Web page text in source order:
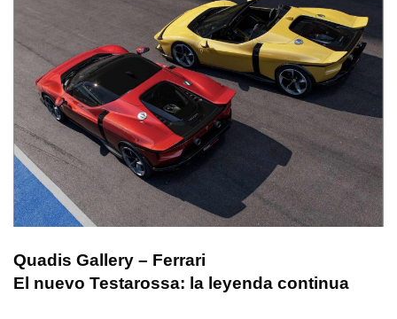
Quadis Gallery – Ferrari
El nuevo Testarossa: la leyenda continua